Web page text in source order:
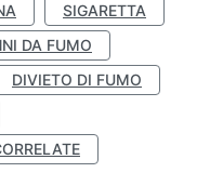
SIGARETTA
DA FUMO
DIVIETO DI FUMO